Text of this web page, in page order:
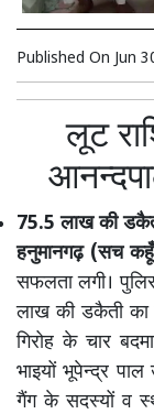
Published On Jun
लूट
75.5 लाख की
हनुमानगढ़ (सच
सफलता लगी।
लाख की डकैती का
गिरोह के चार
भाइयों भूपेन्द्र
गैंग के सदस्यों व